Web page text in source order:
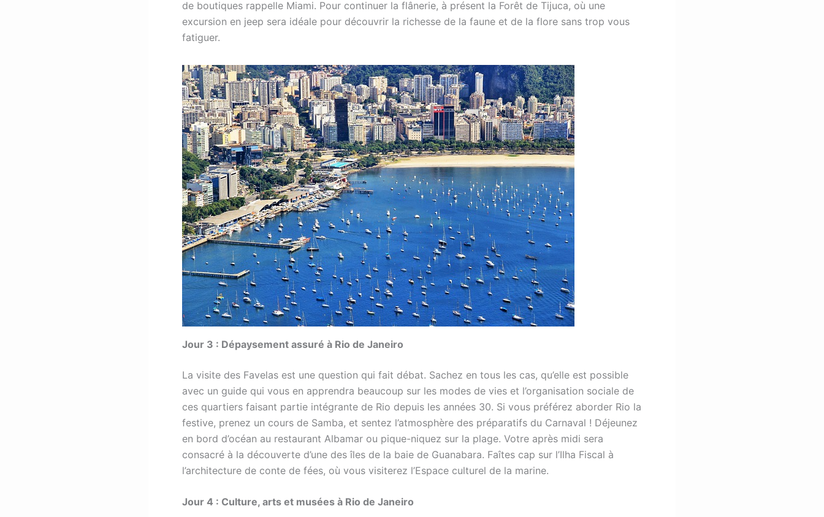
de boutiques rappelle Miami. Pour continuer la flânerie, à présent la Forêt de Tijuca, où une
excursion en jeep sera idéale pour découvrir la richesse de la faune et de la flore sans trop vous
fatiguer.
Jour 3 : Dépaysement assuré à Rio de Janeiro
La visite des Favelas est une question qui fait débat. Sachez en tous les cas, qu’elle est possible
avec un guide qui vous en apprendra beaucoup sur les modes de vies et l’organisation sociale de
ces quartiers faisant partie intégrante de Rio depuis les années 30. Si vous préférez aborder Rio la
festive, prenez un cours de Samba, et sentez l’atmosphère des préparatifs du Carnaval ! Déjeunez
en bord d’océan au restaurant Albamar ou pique-niquez sur la plage. Votre après midi sera
consacré à la découverte d’une des îles de la baie de Guanabara. Faîtes cap sur l’Ilha Fiscal à
l’architecture de conte de fées, où vous visiterez l’Espace culturel de la marine.
Jour 4 : Culture, arts et musées à Rio de Janeiro